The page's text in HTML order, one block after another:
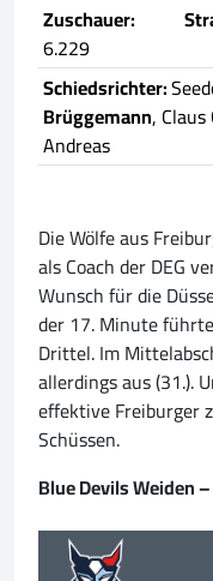
Zuschauer:
6.229
Schiedsrichter:
Brüggemann,
Andreas
Die Wölfe aus
als Coach der DEG
Wunsch für die
der 17. Minute
Drittel. Im
allerdings aus (31.).
effektive Freiburger
Schüssen.
Blue Devils Weiden